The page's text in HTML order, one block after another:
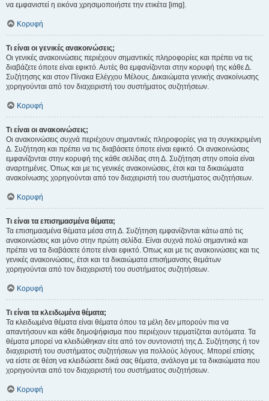
να εμφανιστεί η εικόνα χρησιμοποιήστε την ετικέτα [img].
Κορυφή
Τι είναι οι γενικές ανακοινώσεις;
Οι γενικές ανακοινώσεις περιέχουν σημαντικές πληροφορίες και πρέπει να τις
διαβάζετε όποτε είναι εφικτό. Αυτές θα εμφανίζονται στην κορυφή της κάθε Δ.
Συζήτησης και στον Πίνακα Ελέγχου Μέλους. Δικαιώματα γενικής ανακοίνωσης
χορηγούνται από τον διαχειριστή του συστήματος συζητήσεων.
Κορυφή
Τι είναι οι ανακοινώσεις;
Οι ανακοινώσεις συχνά περιέχουν σημαντικές πληροφορίες για τη συγκεκριμένη
Δ. Συζήτηση και πρέπει να τις διαβάσετε όποτε είναι εφικτό. Οι ανακοινώσεις
εμφανίζονται στην κορυφή της κάθε σελίδας στη Δ. Συζήτηση στην οποία είναι
αναρτημένες. Όπως και με τις γενικές ανακοινώσεις, έτσι και τα δικαιώματα
ανακοίνωσης χορηγούνται από τον διαχειριστή του συστήματος συζητήσεων.
Κορυφή
Τι είναι τα επισημασμένα θέματα;
Τα επισημασμένα θέματα μέσα στη Δ. Συζήτηση εμφανίζονται κάτω από τις
ανακοινώσεις και μόνο στην πρώτη σελίδα. Είναι συχνά πολύ σημαντικά και
πρέπει να τα διαβάσετε όποτε είναι εφικτό. Όπως και με τις ανακοινώσεις και τις
γενικές ανακοινώσεις, έτσι και τα δικαιώματα επισήμανσης θεμάτων
χορηγούνται από τον διαχειριστή του συστήματος συζητήσεων.
Κορυφή
Τι είναι τα κλειδωμένα θέματα;
Τα κλειδωμένα θέματα είναι θέματα όπου τα μέλη δεν μπορούν πια να
απαντήσουν και κάθε δημοψήφισμα που περιέχουν τερματίζεται αυτόματα. Τα
θέματα μπορεί να κλειδώθηκαν είτε από τον συντονιστή της Δ. Συζήτησης ή τον
διαχειριστή του συστήματος συζητήσεων για πολλούς λόγους. Μπορεί επίσης
να είστε σε θέση να κλειδώσετε δικά σας θέματα, ανάλογα με τα δικαιώματα που
χορηγούνται από τον διαχειριστή του συστήματος συζητήσεων.
Κορυφή